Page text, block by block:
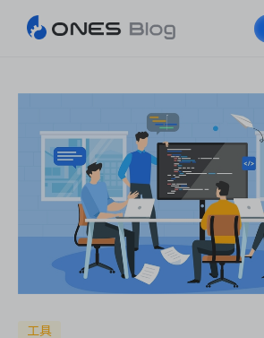
ONES Project
ONES Wiki
ONES Desk
工具